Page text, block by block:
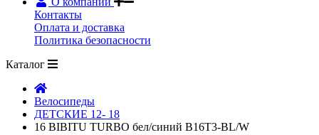
Контакты
Оплата и доставка
Политика безопасности
Каталог
Велосипеды
ДЕТСКИЕ 12- 18
16 BIBITU TURBO бел/синий B16T3-BL/W